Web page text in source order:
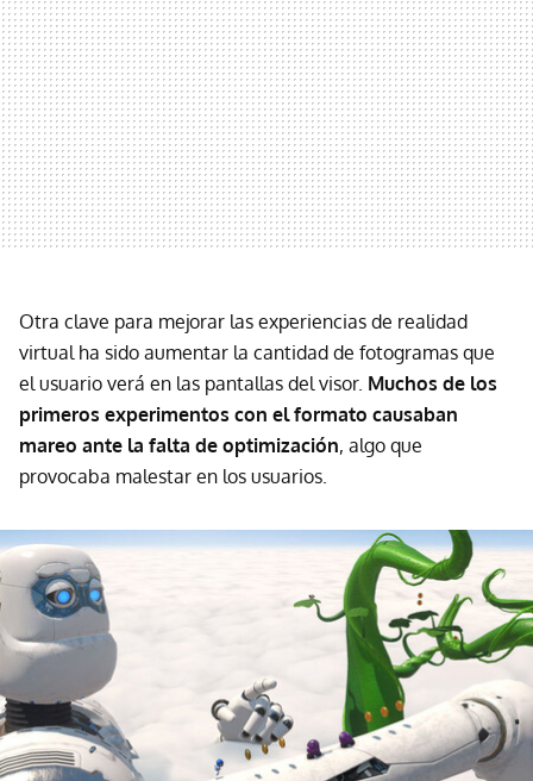
Otra clave para mejorar las experiencias de realidad
virtual ha sido aumentar la cantidad de fotogramas que
el usuario verá en las pantallas del visor. Muchos de los
primeros experimentos con el formato causaban
mareo ante la falta de optimización, algo que
provocaba malestar en los usuarios.